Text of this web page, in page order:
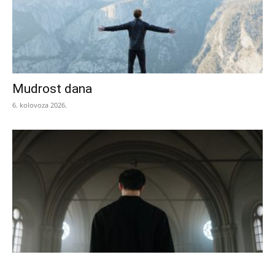
Mudrost dana
6. kolovoza 2026.